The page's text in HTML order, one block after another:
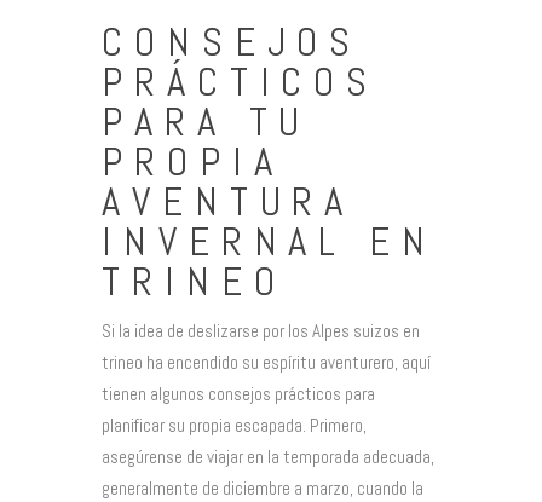
CONSEJOS
PRÁCTICOS
PARA TU
PROPIA
AVENTURA
INVERNAL EN
TRINEO
Si la idea de deslizarse por los Alpes suizos en
trineo ha encendido su espíritu aventurero, aquí
tienen algunos consejos prácticos para
planificar su propia escapada. Primero,
asegúrense de viajar en la temporada adecuada,
generalmente de diciembre a marzo, cuando la